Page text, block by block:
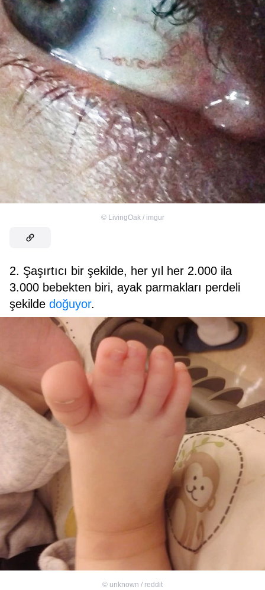
© LivingOak / imgur
2. Şaşırtıcı bir şekilde, her yıl her 2.000 ila
3.000 bebekten biri, ayak parmakları perdeli
şekilde doğuyor.
© unknown / reddit